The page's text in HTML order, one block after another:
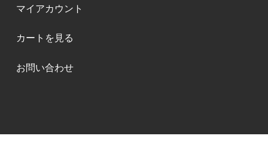
マイアカウント
カートを見る
お問い合わせ